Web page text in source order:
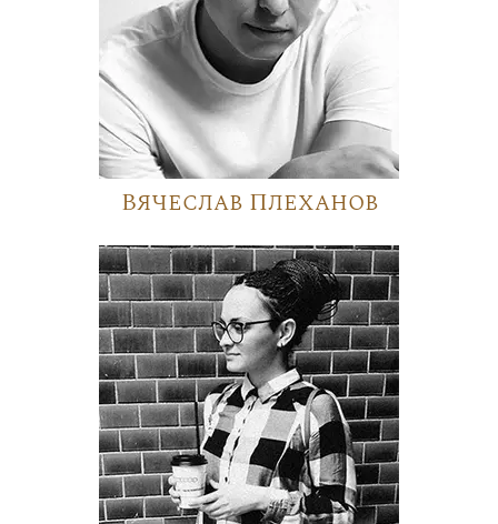
Вячеслав Плеханов